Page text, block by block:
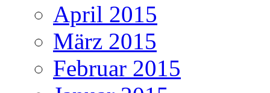
April 2015
März 2015
Februar 2015